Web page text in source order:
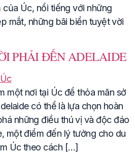
của Úc, nổi tiếng với những
mắt, những bãi biển tuyệt vời
PHẢI ĐẾN ADELAIDE
một nơi tại Úc để thỏa mãn sở
có thể là lựa chọn hoàn
những điều thú vị và độc đáo
một điểm đến lý tưởng cho du
Úc theo cách […]